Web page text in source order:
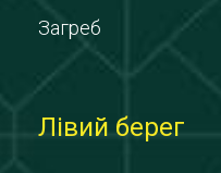
Загреб
Лівий берег